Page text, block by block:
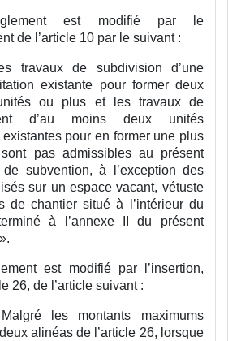
est modifié par le
de l’article 10 par le suivant :
travaux de subdivision d’une
existante pour former deux
ou plus et les travaux de
d’au moins deux unités
existantes pour en former une plus
pas admissibles au présent
de subvention, à l’exception des
sur un espace vacant, vétuste
de chantier situé à l’intérieur du
à l’annexe II du présent
».
est modifié par l’insertion,
26, de l’article suivant :
Malgré les montants maximums
alinéas de l’article 26, lorsque